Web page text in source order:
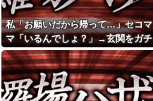
なってしまったんだが………？
私「お願いだから帰って…」
セコママ「いるんでしょ？」→
玄関をガチャガチャされ、警察
を呼ぶ事態になって…
私には車いすの友人がいるん
だけど、無給で尽くすことに疲
れてしまった。自分のええかっ
こしいで、自分が潰れそう
私「お願いだから帰って…」セコマ
マ「いるんでしょ？」→玄関をガチ
ャガチャされ、警察を呼ぶ事態にな
って…